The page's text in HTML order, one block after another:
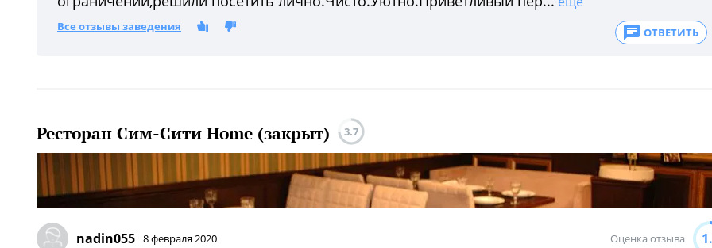
Все отзывы заведения ОТВЕТИТЬ
Ресторан Сим-Сити Home (закрыт) 3.7
nadin055 8 февраля 2020 Оценка отзыва